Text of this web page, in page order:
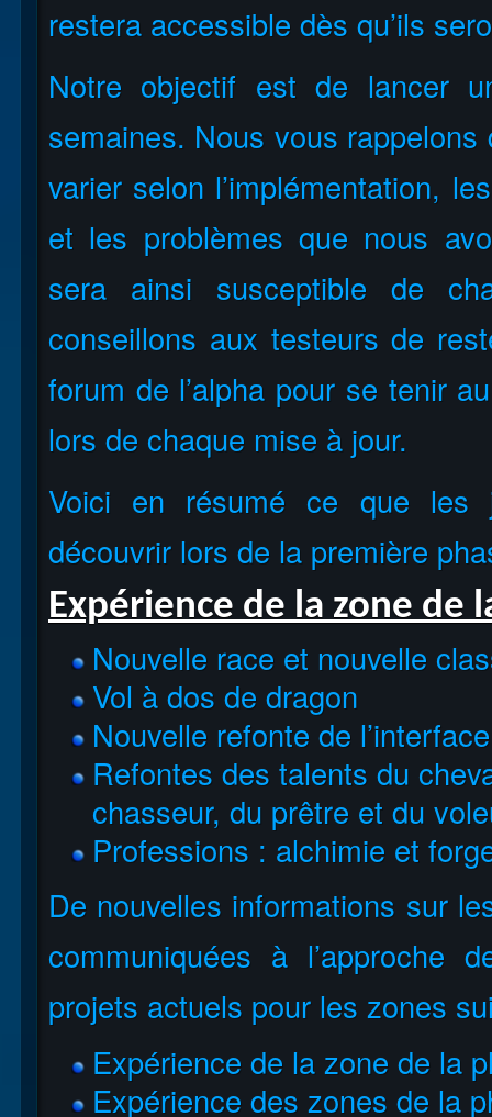
restera accessible dès qu’ils
Notre objectif est de lancer
semaines. Nous vous
varier selon l’implémentation,
et les problèmes que nous
sera ainsi susceptible de
conseillons aux testeurs de
forum de l’alpha pour se tenir
lors de chaque mise à jour.
Voici en résumé ce que les
découvrir lors de la première
Expérience de la zone de
Nouvelle race et nouvelle
Vol à dos de dragon
Nouvelle refonte de
Refontes des talents du
chasseur, du prêtre et du
Professions : alchimie et
De nouvelles informations sur
communiquées à l’approche
projets actuels pour les zones
Expérience de la zone de la
Expérience des zones de la